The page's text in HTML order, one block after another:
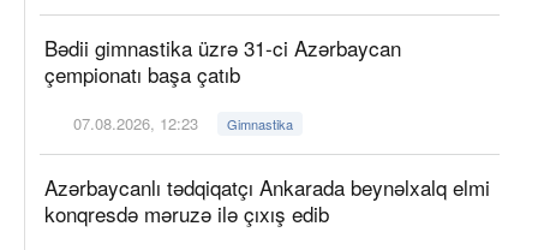
Bədii gimnastika üzrə 31-ci Azərbaycan
çempionatı başa çatıb
07.08.2026, 12:23 Gimnastika
Azərbaycanlı tədqiqatçı Ankarada beynəlxalq elmi
konqresdə məruzə ilə çıxış edib